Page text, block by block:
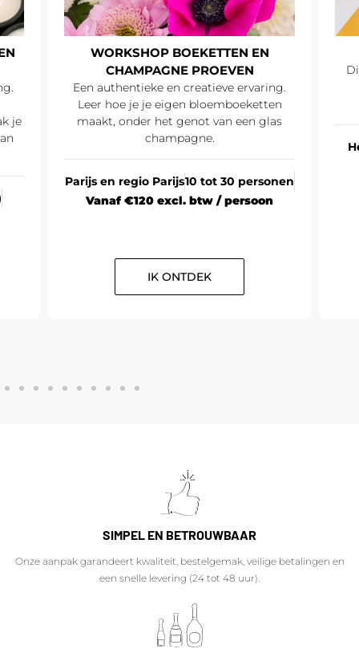
je
WORKSHOP BOEKETTEN EN
CHAMPAGNE PROEVEN
Een authentieke en creatieve ervaring.
Leer hoe je je eigen bloemboeketten
maakt, onder het genot van een glas
champagne.
Parijs en regio Parijs10 tot 30 personen
Vanaf €120 excl. btw / persoon
IK ONTDEK
SIMPEL EN BETROUWBAAR
Onze aanpak garandeert kwaliteit, bestelgemak, veilige betalingen en
een snelle levering (24 tot 48 uur).